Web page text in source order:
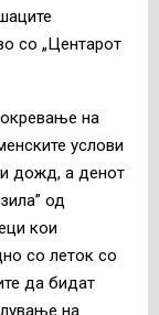
со „Центарот
на
услови
и дожд, а денот
од
кои
со леток со
да бидат
на